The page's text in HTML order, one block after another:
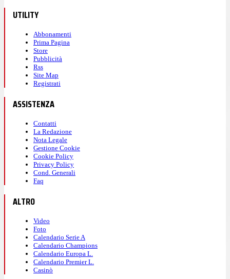
UTILITY
Abbonamenti
Prima Pagina
Store
Pubblicità
Rss
Site Map
Registrati
ASSISTENZA
Contatti
La Redazione
Nota Legale
Gestione Cookie
Cookie Policy
Privacy Policy
Cond. Generali
Faq
ALTRO
Video
Foto
Calendario Serie A
Calendario Champions
Calendario Europa L.
Calendario Premier L.
Casinò